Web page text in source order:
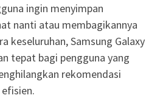
ingin menyimpan
nanti atau membagikannya
keseluruhan, Samsung Galaxy
tepat bagi pengguna yang
rekomendasi